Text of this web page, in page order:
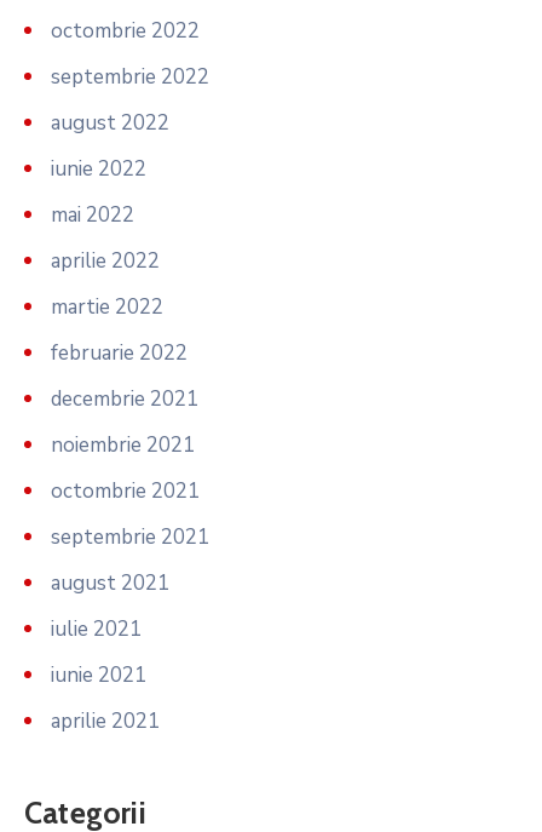
octombrie 2022
septembrie 2022
august 2022
iunie 2022
mai 2022
aprilie 2022
martie 2022
februarie 2022
decembrie 2021
noiembrie 2021
octombrie 2021
septembrie 2021
august 2021
iulie 2021
iunie 2021
aprilie 2021
Categorii